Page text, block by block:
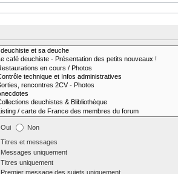
Oui Non
Titres et messages
Messages uniquement
Titres uniquement
Premier message des sujets uniquement